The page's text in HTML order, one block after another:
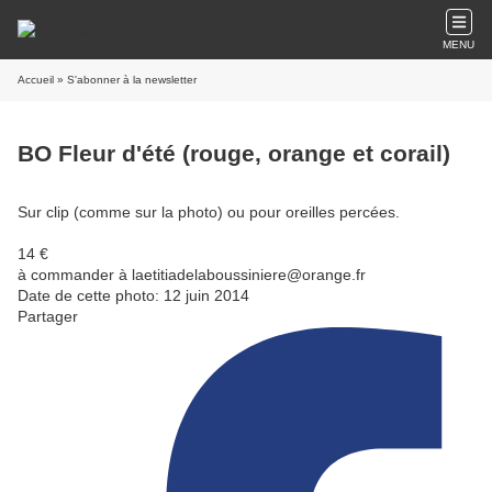
MENU
Accueil » S'abonner à la newsletter
BO Fleur d'été (rouge, orange et corail)
Sur clip (comme sur la photo) ou pour oreilles percées.
14 €
à commander à laetitiadelaboussiniere@orange.fr
Date de cette photo: 12 juin 2014
Partager